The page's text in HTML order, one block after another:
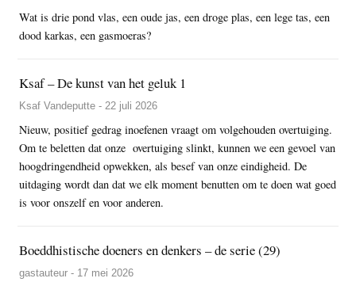
Wat is drie pond vlas, een oude jas, een droge plas, een lege tas, een
dood karkas, een gasmoeras?
Ksaf – De kunst van het geluk 1
Ksaf Vandeputte - 22 juli 2026
Nieuw, positief gedrag inoefenen vraagt om volgehouden overtuiging.
Om te beletten dat onze overtuiging slinkt, kunnen we een gevoel van
hoogdringendheid opwekken, als besef van onze eindigheid. De
uitdaging wordt dan dat we elk moment benutten om te doen wat goed
is voor onszelf en voor anderen.
Boeddhistische doeners en denkers – de serie (29)
gastauteur - 17 mei 2026